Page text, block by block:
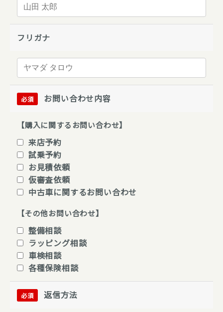
フリガナ
必須 お問い合わせ内容
【購入に関するお問い合わせ】
来店予約
試乗予約
お見積依頼
仮審査依頼
中古車に関するお問い合わせ
【その他お問い合わせ】
整備相談
ラッピング相談
車検相談
各種保険相談
必須 返信方法